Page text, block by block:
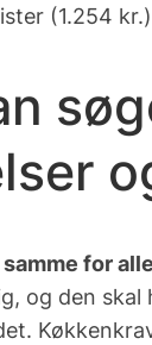
(1.254
for
og den skal